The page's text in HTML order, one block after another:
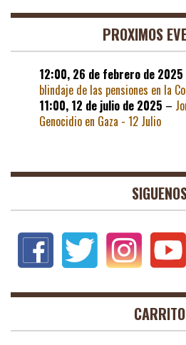
PROXIMOS
12:00, 26 de febrero de 2025
blindaje de las pensiones en la
11:00, 12 de julio de 2025 –
Genocidio en Gaza - 12 Julio
CARRITO